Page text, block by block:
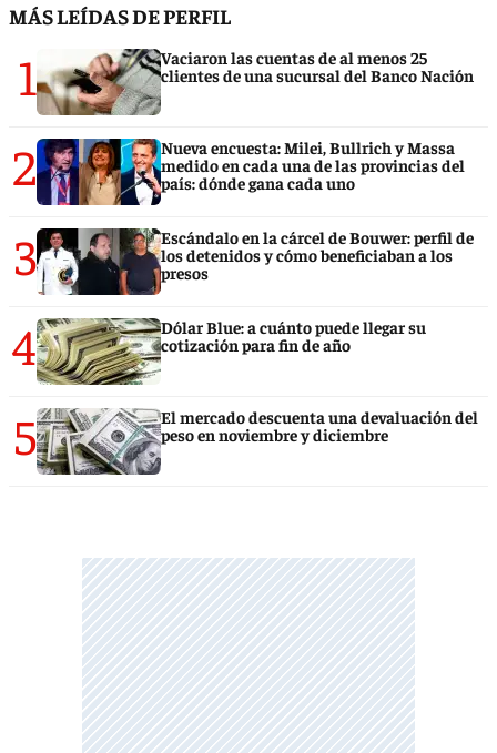
MÁS LEÍDAS DE PERFIL
1
Vaciaron las cuentas de al menos 25
clientes de una sucursal del Banco Nación
2
Nueva encuesta: Milei, Bullrich y Massa
medido en cada una de las provincias del
país: dónde gana cada uno
3
Escándalo en la cárcel de Bouwer: perfil de
los detenidos y cómo beneficiaban a los
presos
4
Dólar Blue: a cuánto puede llegar su
cotización para fin de año
5
El mercado descuenta una devaluación del
peso en noviembre y diciembre